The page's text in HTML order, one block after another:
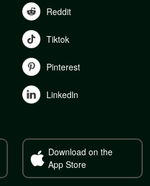
Reddit
Tiktok
Pinterest
Linkedln
Download on the
App Store